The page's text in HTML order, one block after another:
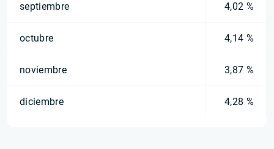
septiembre 4,02 %
octubre 4,14 %
noviembre 3,87 %
diciembre 4,28 %